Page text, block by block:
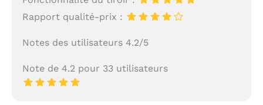
Rapport qualité-prix :
Notes des utilisateurs 4.2/5
Note de 4.2 pour 33 utilisateurs